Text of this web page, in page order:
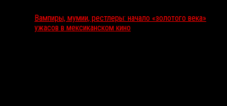
Вампиры, мумии, рестлеры: начало «золотого века»
ужасов в мексиканском кино